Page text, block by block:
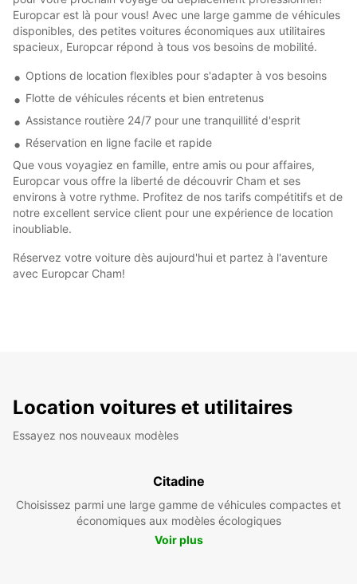
Europcar est là pour vous! Avec une large gamme de véhicules
disponibles, des petites voitures économiques aux utilitaires
spacieux, Europcar répond à tous vos besoins de mobilité.
Options de location flexibles pour s'adapter à vos besoins
Flotte de véhicules récents et bien entretenus
Assistance routière 24/7 pour une tranquillité d'esprit
Réservation en ligne facile et rapide
Que vous voyagiez en famille, entre amis ou pour affaires,
Europcar vous offre la liberté de découvrir Cham et ses
environs à votre rythme. Profitez de nos tarifs compétitifs et de
notre excellent service client pour une expérience de location
inoubliable.
Réservez votre voiture dès aujourd'hui et partez à l'aventure
avec Europcar Cham!
Location voitures et utilitaires
Essayez nos nouveaux modèles
Citadine
Choisissez parmi une large gamme de véhicules compactes et
économiques aux modèles écologiques
Voir plus